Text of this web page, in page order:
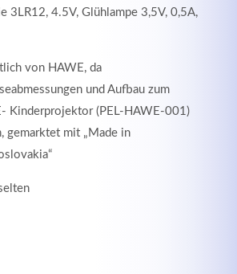
3LR12, 4.5V, Glühlampe 3,5V, 0,5A,
von HAWE, da
und Aufbau zum
Kinderprojektor (PEL-HAWE-001)
gemarktet mit „Made in
& Simple
commodo ligula eget dolor.